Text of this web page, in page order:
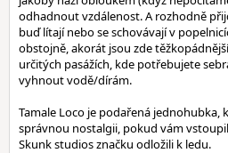
odhadnout vzdálenost. A rozhodně
buď lítají nebo se schovávají v
obstojně, akorát jsou zde
určitých pasážích, kde potřebujete
vyhnout vodě/dírám.
Tamale Loco je podařená jednohubka,
správnou nostalgii, pokud vám
Skunk studios značku odložili k ledu.